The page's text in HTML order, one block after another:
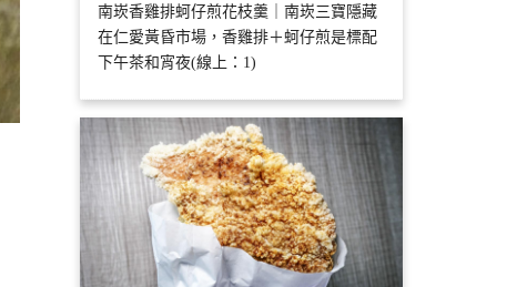
南崁香雞排蚵仔煎花枝羹｜南崁三寶隱藏
在仁愛黃昏市場，香雞排＋蚵仔煎是標配
下午茶和宵夜(線上：1)